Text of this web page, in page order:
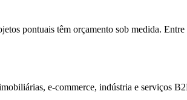
pontuais têm orçamento sob medida.
e-commerce, indústria e serviços